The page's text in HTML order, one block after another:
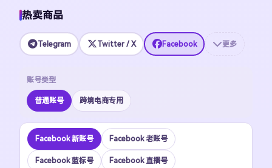
热卖商品
Telegram Twitter / X Facebook 更多
账号类型
普通账号 跨境电商专用
Facebook 新账号 Facebook 老账号
Facebook 蓝标号 Facebook 直播号